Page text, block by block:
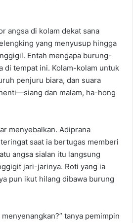
angsa di kolam dekat sana
yang menyusup hingga
Entah mengapa burung-
di tempat ini. Kolam-kolam untuk
penjuru biara, dan suara
dan malam, ha-hong
menyebalkan. Adiprana
saat ia bertugas memberi
angsa sialan itu langsung
jari-jarinya. Roti yang ia
pun ikut hilang dibawa burung
tanya pemimpin